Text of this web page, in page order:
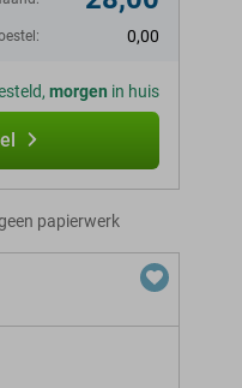
0,00
morgen in huis
papierwerk